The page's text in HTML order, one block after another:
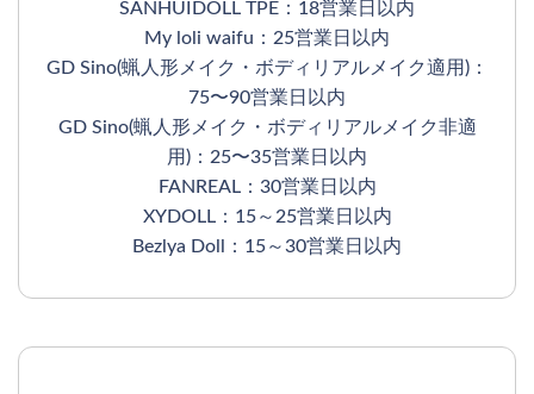
SANHUIDOLL TPE：18営業日以内
My loli waifu：25営業日以内
GD Sino(蝋人形メイク・ボディリアルメイク適用)：
75〜90営業日以内
GD Sino(蝋人形メイク・ボディリアルメイク非適
用)：25〜35営業日以内
FANREAL：30営業日以内
XYDOLL：15～25営業日以内
Bezlya Doll：15～30営業日以内